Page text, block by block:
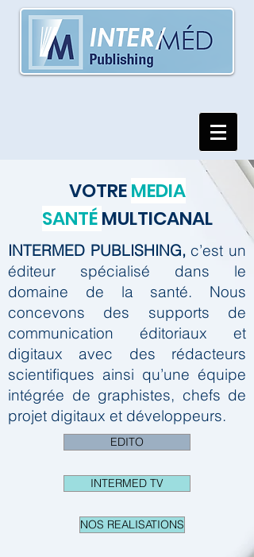
VOTREMEDIA
SANTÉMULTICANAL
INTERMED PUBLISHING, c’est un
éditeur spécialisé dans le
domaine de la santé. Nous
concevons des supports de
communication éditoriaux et
digitaux avec des rédacteurs
scientifiques ainsi qu’une équipe
intégrée de graphistes, chefs de
projet digitaux et développeurs.
EDITO
INTERMED TV
NOS REALISATIONS